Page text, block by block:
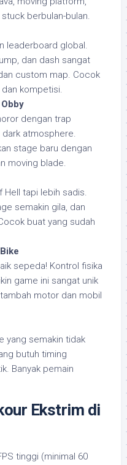
berbulan-bulan.
leaderboard global.
dan dash sangat
custom map. Cocok
kompetisi.
dengan trap
atmosphere.
stage baru dengan
moving blade.
Hell tapi lebih sadis.
semakin gila, dan
buat yang sudah
sepeda! Kontrol fisika
game ini sangat unik
motor dan mobil
yang semakin tidak
butuh timing
Banyak pemain
Ekstrim di
tinggi (minimal 60